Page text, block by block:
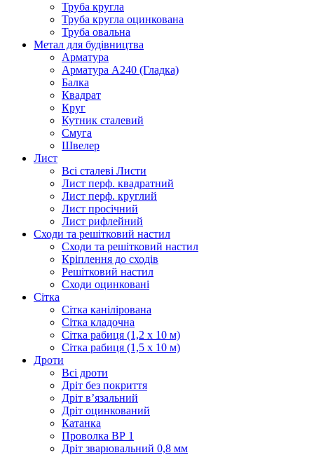
Труба кругла
Труба кругла оцинкована
Труба овальна
Метал для будівництва
Арматура
Арматура А240 (Гладка)
Балка
Квадрат
Круг
Кутник сталевий
Смуга
Швелер
Лист
Всі сталеві Листи
Лист перф. квадратний
Лист перф. круглий
Лист просічний
Лист рифлейний
Сходи та решітковий настил
Сходи та решітковий настил
Кріплення до сходів
Решітковий настил
Сходи оцинковані
Сітка
Сітка канілірована
Сітка кладочна
Сітка рабиця (1,2 x 10 м)
Сітка рабиця (1,5 x 10 м)
Дроти
Всі дроти
Дріт без покриття
Дріт в’язальний
Дріт оцинкований
Катанка
Проволка ВР 1
Дріт зварювальний 0,8 мм